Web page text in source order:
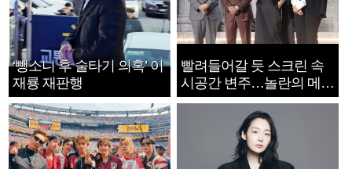
‘뺑소니 후 술타기 의혹’ 이
재룡 재판행
빨려들어갈 듯 스크린 속
시공간 변주…놀란의 메시
지는 ‘전쟁 속죄’